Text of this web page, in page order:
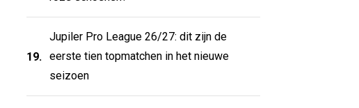
19.
Jupiler Pro League 26/27: dit zijn de
eerste tien topmatchen in het nieuwe
seizoen